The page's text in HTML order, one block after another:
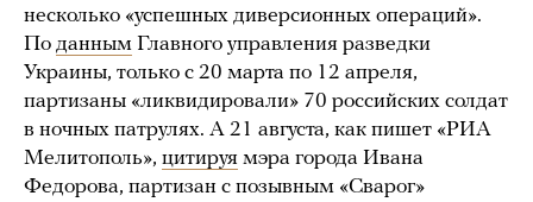
несколько «успешных диверсионных операций».
По данным Главного управления разведки
Украины, только с 20 марта по 12 апреля,
партизаны «ликвидировали» 70 российских солдат
в ночных патрулях. А 21 августа, как пишет «РИА
Мелитополь», цитируя мэра города Ивана
Федорова, партизан с позывным «Сварог»